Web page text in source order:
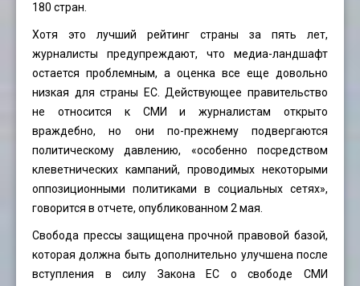
180 стран.
Хотя это лучший рейтинг страны за пять лет,
журналисты предупреждают, что медиа-ландшафт
остается проблемным, а оценка все еще довольно
низкая для страны ЕС. Действующее правительство
не относится к СМИ и журналистам открыто
враждебно, но они по-прежнему подвергаются
политическому давлению, «особенно посредством
клеветнических кампаний, проводимых некоторыми
оппозиционными политиками в социальных сетях»,
говорится в отчете, опубликованном 2 мая.
Свобода прессы защищена прочной правовой базой,
которая должна быть дополнительно улучшена после
вступления в силу Закона ЕС о свободе СМИ